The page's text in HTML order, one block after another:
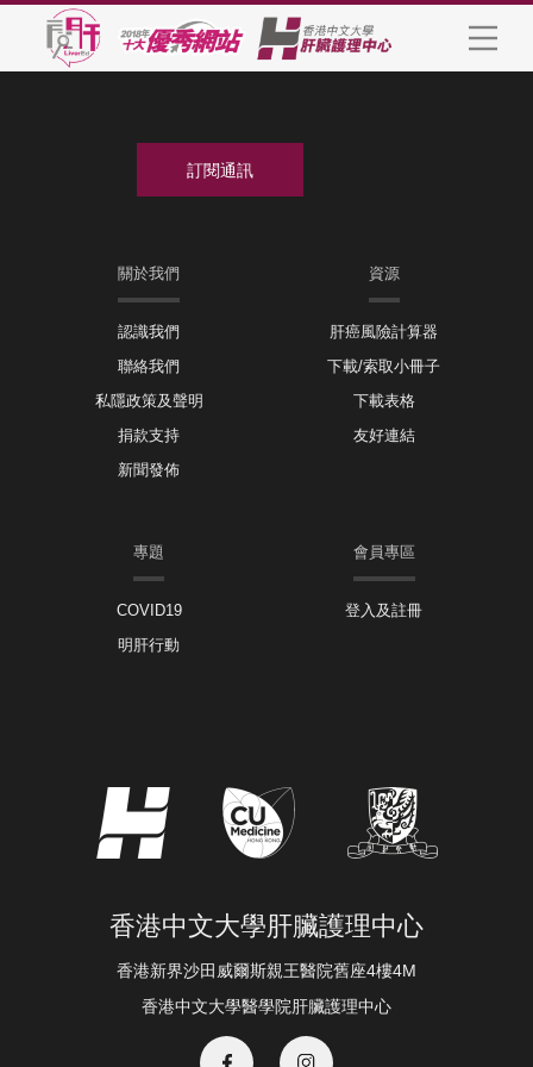
關於我們
認識我們
聯絡我們
私隱政策及聲明
捐款支持
新聞發佈
資源
肝癌風險計算器
下載/索取小冊子
下載表格
友好連結
專題
COVID19
明肝行動
會員專區
登入及註冊
香港中文大學肝臟護理中心
香港新界沙田威爾斯親王醫院舊座4樓4M
香港中文大學醫學院肝臟護理中心